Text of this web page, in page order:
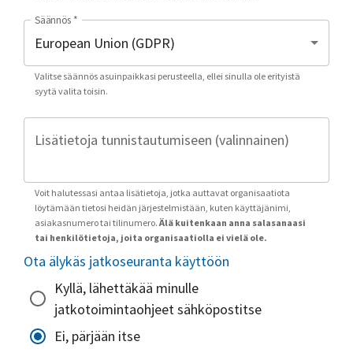
Säännös *
Valitse säännös asuinpaikkasi perusteella, ellei sinulla ole erityistä
syytä valita toisin.
Lisätietoja tunnistautumiseen (valinnainen)
Voit halutessasi antaa lisätietoja, jotka auttavat organisaatiota
löytämään tietosi heidän järjestelmistään, kuten käyttäjänimi,
asiakasnumero tai tilinumero. Älä kuitenkaan anna salasanaasi
tai henkilötietoja, joita organisaatiolla ei vielä ole.
Ota älykäs jatkoseuranta käyttöön
Kyllä, lähettäkää minulle
jatkotoimintaohjeet sähköpostitse
Ei, pärjään itse